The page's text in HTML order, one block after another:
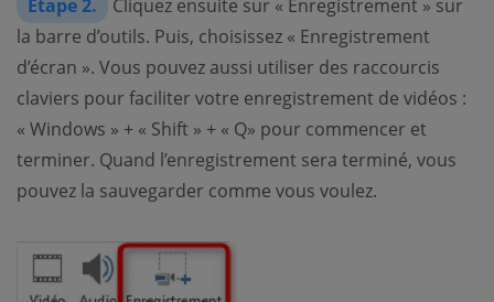
Étape 2.
Cliquez ensuite sur « Enregistrement » sur
la barre d’outils. Puis, choisissez « Enregistrement
d’écran ». Vous pouvez aussi utiliser des raccourcis
claviers pour faciliter votre enregistrement de vidéos :
« Windows » + « Shift » + « Q» pour commencer et
terminer. Quand l’enregistrement sera terminé, vous
pouvez la sauvegarder comme vous voulez.